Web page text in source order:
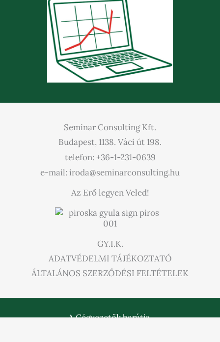
Seminar Consulting Kft.
Budapest, 1138. Váci út 198.
telefon: +36-1-231-0639
e-mail: iroda@seminarconsulting.hu
Az Erő legyen Veled!
GY.I.K.
ADATVÉDELMI TÁJÉKOZTATÓ
ÁLTALÁNOS SZERZŐDÉSI FELTÉTELEK
A Cégvezetők barátja,